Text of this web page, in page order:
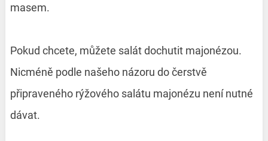
masem.
Pokud chcete, můžete salát dochutit majonézou.
Nicméně podle našeho názoru do čerstvě
připraveného rýžového salátu majonézu není nutné
dávat.